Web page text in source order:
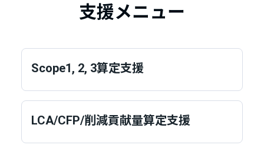
支援メニュー
Scope1, 2, 3算定支援
LCA/CFP/削減貢献量算定支援